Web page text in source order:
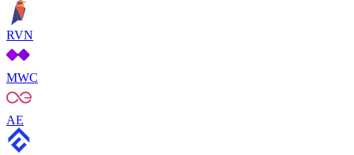
RVN
MWC
AE